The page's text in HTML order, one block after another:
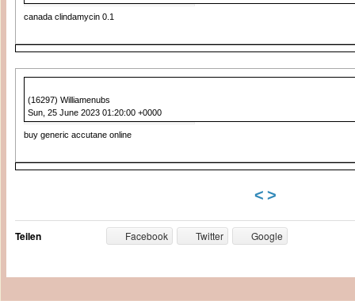
canada clindamycin 0.1
(16297) Williamenubs
Sun, 25 June 2023 01:20:00 +0000
buy generic accutane online
< >
Teilen Facebook Twitter Google